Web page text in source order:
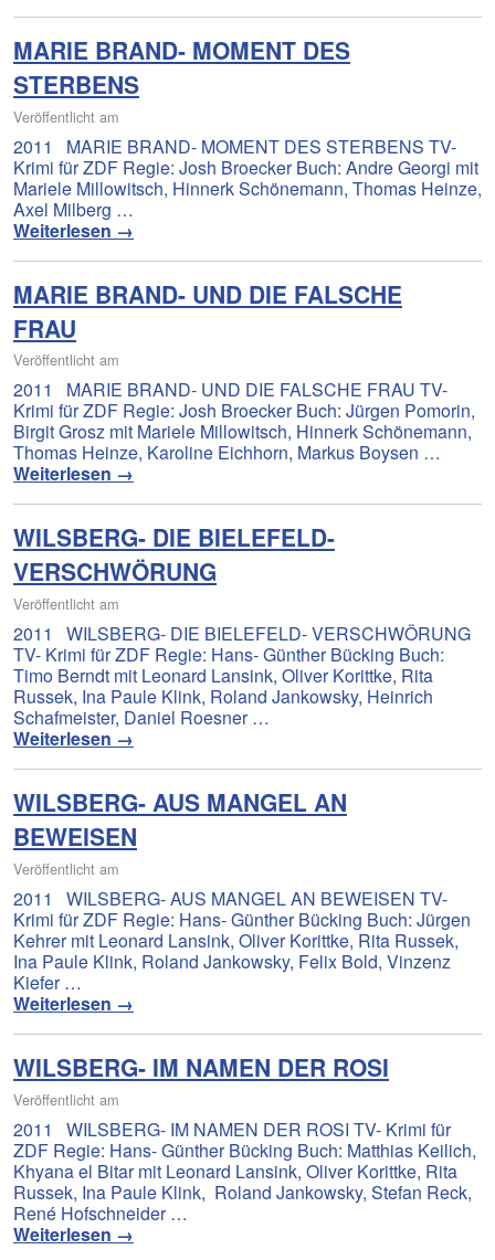
MARIE BRAND- MOMENT DES
STERBENS
Veröffentlicht am
2011 MARIE BRAND- MOMENT DES STERBENS TV-
Krimi für ZDF Regie: Josh Broecker Buch: Andre Georgi mit
Mariele Millowitsch, Hinnerk Schönemann, Thomas Heinze,
Axel Milberg …
Weiterlesen →
MARIE BRAND- UND DIE FALSCHE
FRAU
Veröffentlicht am
2011 MARIE BRAND- UND DIE FALSCHE FRAU TV-
Krimi für ZDF Regie: Josh Broecker Buch: Jürgen Pomorin,
Birgit Grosz mit Mariele Millowitsch, Hinnerk Schönemann,
Thomas Heinze, Karoline Eichhorn, Markus Boysen …
Weiterlesen →
WILSBERG- DIE BIELEFELD-
VERSCHWÖRUNG
Veröffentlicht am
2011 WILSBERG- DIE BIELEFELD- VERSCHWÖRUNG
TV- Krimi für ZDF Regie: Hans- Günther Bücking Buch:
Timo Berndt mit Leonard Lansink, Oliver Korittke, Rita
Russek, Ina Paule Klink, Roland Jankowsky, Heinrich
Schafmeister, Daniel Roesner …
Weiterlesen →
WILSBERG- AUS MANGEL AN
BEWEISEN
Veröffentlicht am
2011 WILSBERG- AUS MANGEL AN BEWEISEN TV-
Krimi für ZDF Regie: Hans- Günther Bücking Buch: Jürgen
Kehrer mit Leonard Lansink, Oliver Korittke, Rita Russek,
Ina Paule Klink, Roland Jankowsky, Felix Bold, Vinzenz
Kiefer …
Weiterlesen →
WILSBERG- IM NAMEN DER ROSI
Veröffentlicht am
2011 WILSBERG- IM NAMEN DER ROSI TV- Krimi für
ZDF Regie: Hans- Günther Bücking Buch: Matthias Keilich,
Khyana el Bitar mit Leonard Lansink, Oliver Korittke, Rita
Russek, Ina Paule Klink, Roland Jankowsky, Stefan Reck,
René Hofschneider …
Weiterlesen →